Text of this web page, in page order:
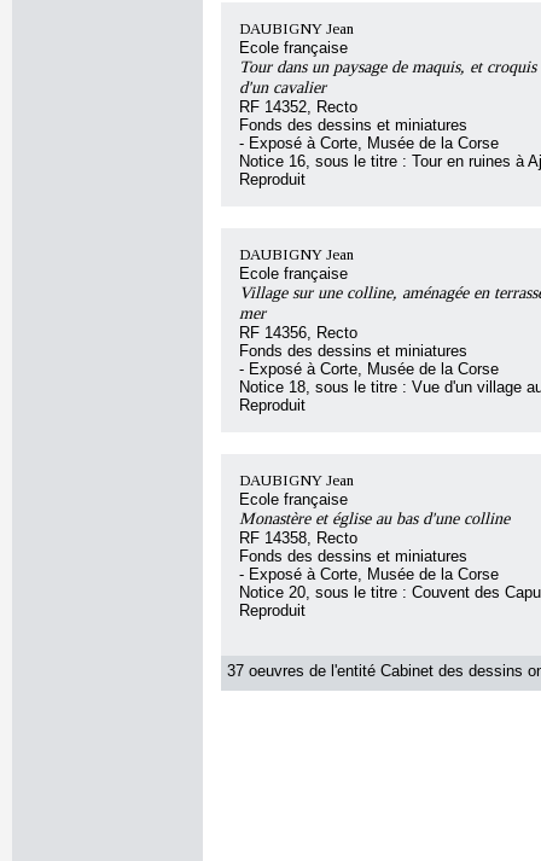
DAUBIGNY Jean
Ecole française
Tour dans un paysage de maquis, et
d'un cavalier
RF 14352, Recto
Fonds des dessins et miniatures
- Exposé à Corte, Musée de la Corse
Notice 16, sous le titre : Tour en ruines à
Reproduit
DAUBIGNY Jean
Ecole française
Village sur une colline, aménagée en
mer
RF 14356, Recto
Fonds des dessins et miniatures
- Exposé à Corte, Musée de la Corse
Notice 18, sous le titre : Vue d'un village
Reproduit
DAUBIGNY Jean
Ecole française
Monastère et église au bas d'une colline
RF 14358, Recto
Fonds des dessins et miniatures
- Exposé à Corte, Musée de la Corse
Notice 20, sous le titre : Couvent des
Reproduit
37 oeuvres de l'entité Cabinet des dessins